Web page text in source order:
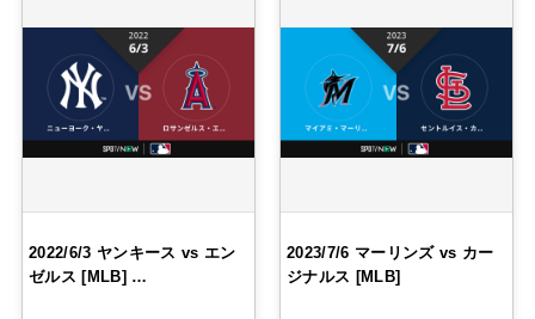
2022/6/3 ヤンキース vs エン
ゼルス [MLB] …
2023/7/6 マーリンズ vs カー
ジナルス [MLB]